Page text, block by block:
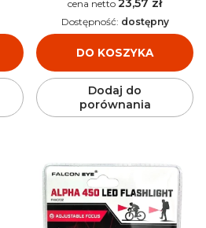
Cena 23,57 zł
DO KOSZYKA
Dostępność: dostępny
Dodaj do
porównania